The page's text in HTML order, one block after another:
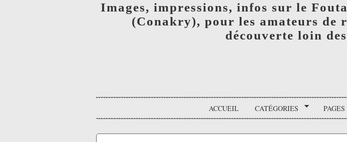
Images, impressions, infos sur le
(Conakry), pour les amateurs de
découverte loin
ACCUEIL CATÉGORIES PAGES